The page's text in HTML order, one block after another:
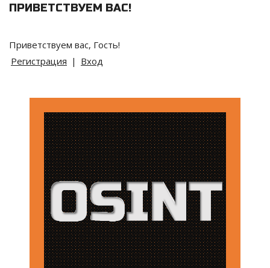
ПРИВЕТСТВУЕМ ВАС!
Приветствуем вас, Гость!
Регистрация | Вход